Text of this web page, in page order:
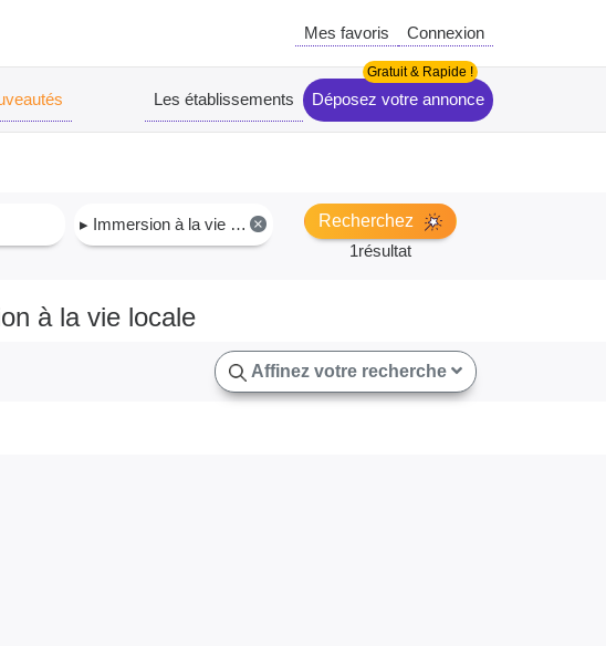
Mes favoris Connexion
Les établissements Déposez votre annonce
×
▸ Immersion à la vie locale
Recherchez
1résultat
à la vie locale
Affinez votre recherche